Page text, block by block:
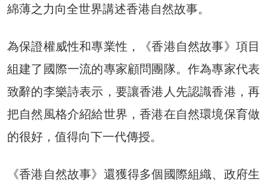
綿薄之力向全世界講述香港自然故事。
為保證權威性和專業性，《香港自然故事》項目
組建了國際一流的專家顧問團隊。作為專家代表
致辭的李樂詩表示，要讓香港人先認識香港，再
把自然風格介紹給世界，香港在自然環境保育做
的很好，值得向下一代傳授。
《香港自然故事》還獲得多個國際組織、政府生